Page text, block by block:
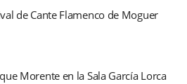
de Cante Flamenco de Moguer
Morente en la Sala García Lorca